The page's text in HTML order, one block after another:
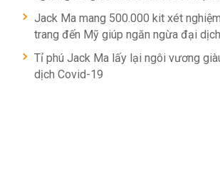
Jack Ma mang 500.000 kit xét
trang đến Mỹ giúp ngăn ngừa đại
Tỉ phú Jack Ma lấy lại ngôi vương
dịch Covid-19